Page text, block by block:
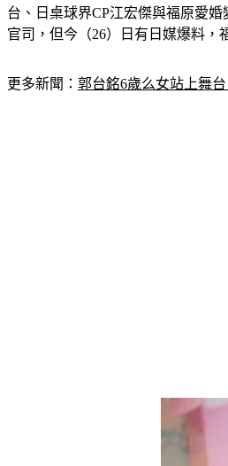
台、日桌球界CP江宏傑與福原愛
官司，但今（26）日有日媒爆料，
更多新聞： 郭台銘6歲么女站上舞